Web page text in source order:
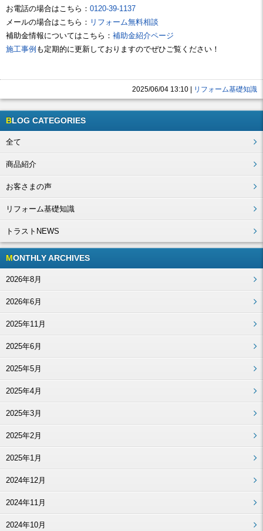
お電話の場合はこちら： 0120-39-1137
メールの場合はこちら： リフォーム無料相談
補助金情報についてはこちら： 補助金紹介ページ
施工事例 も定期的に更新しておりますのでぜひご覧ください！
2025/06/04 13:10 | リフォーム基礎知識
BLOG CATEGORIES
全て
商品紹介
お客さまの声
リフォーム基礎知識
トラストNEWS
MONTHLY ARCHIVES
2026年8月
2026年6月
2025年11月
2025年6月
2025年5月
2025年4月
2025年3月
2025年2月
2025年1月
2024年12月
2024年11月
2024年10月